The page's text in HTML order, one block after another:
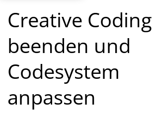
Creative Coding
beenden und
Codesystem
anpassen